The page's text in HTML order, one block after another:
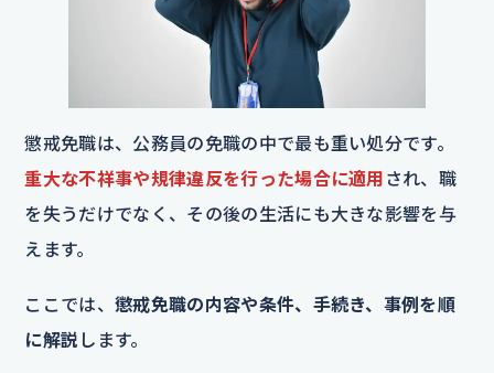
懲戒免職は、公務員の免職の中で最も重い処分です。
重大な不祥事や規律違反を行った場合に適用 され、職
を失うだけでなく、その後の生活にも大きな影響を与
えます。
ここでは、 懲戒免職の内容や条件、手続き、事例を順
に解説 します。